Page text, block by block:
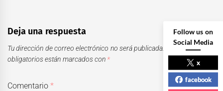
Deja una respuesta
Tu dirección de correo electrónico no será publicada.
Los campos
obligatorios están marcados con *
Comentario*
Follow us on
Social Media
x
facebook